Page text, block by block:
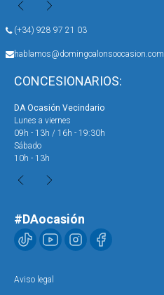
(+34) 928 97 21 03
hablamos@domingoalonsoocasion.com
CONCESIONARIOS:
DA Ocasión Vecindario
Lunes a viernes
09h - 13h / 16h - 19:30h
Sábado
10h - 13h
#DAocasión
Aviso legal